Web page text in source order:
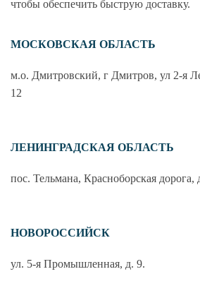
чтобы обеспечить быструю доставку.
МОСКОВСКАЯ ОБЛАСТЬ
м.о. Дмитровский, г Дмитров, ул 2-я
12
ЛЕНИНГРАДСКАЯ ОБЛАСТЬ
пос. Тельмана, Красноборская дорога,
НОВОРОССИЙСК
ул. 5-я Промышленная, д. 9.